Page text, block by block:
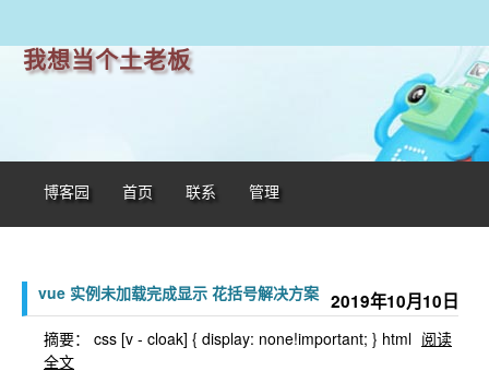
我想当个土老板
博客园 首页 联系 管理
2019年10月10日
vue 实例未加载完成显示 花括号解决方案
摘要： css [v - cloak] { display: none!important; } html 阅读
全文